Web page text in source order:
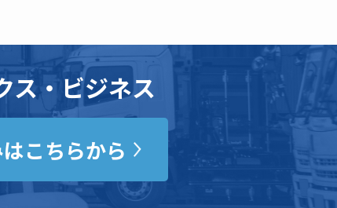
ス・ビジネス
こちらから